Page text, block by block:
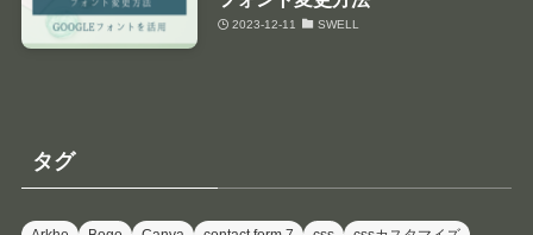
2023-12-11 SWELL
タグ